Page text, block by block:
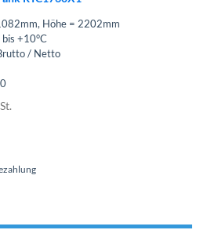
Höhe = 2202mm
+10°C
/ Netto